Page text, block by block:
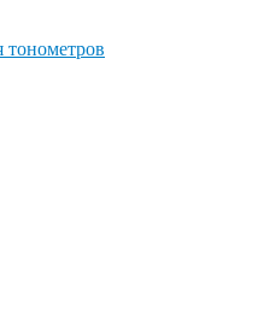
тонометров